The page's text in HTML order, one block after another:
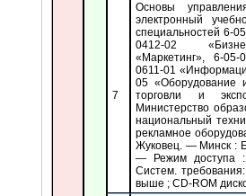
7
Основы
электронный
специальностей 6-
0412-02
«Маркетинг», 6-
0611-01
05 «Оборудование
торговли и
Министерство
национальный
рекламное
Жуковец. — Минск :
— Режим
Систем.
выше ; CD-ROM